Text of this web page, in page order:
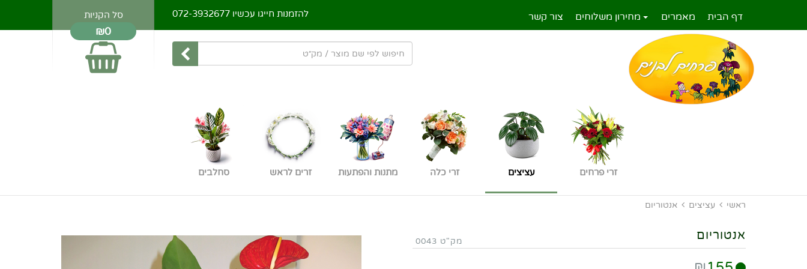
סל הקניות
₪0
להזמנות חייגו עכשיו 072-3932677 דף הבית מאמרים מחירון משלוחים צור קשר
זרי פרחים עציצים זרי כלה מתנות והפתעות זרים לראש סחלבים
ראשי עציצים אנטוריום
אנטוריום מק"ט 0043